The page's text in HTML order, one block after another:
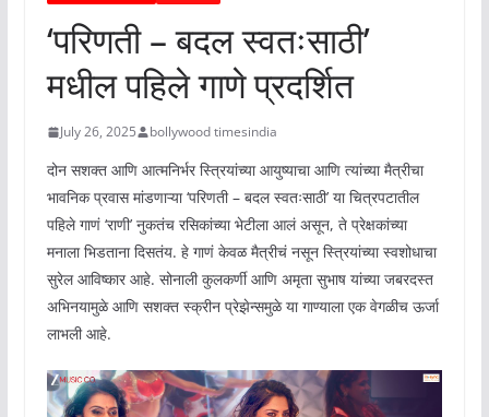
‘परिणती – बदल स्वतःसाठी’
मधील पहिले गाणे प्रदर्शित
July 26, 2025 bollywood timesindia
दोन सशक्त आणि आत्मनिर्भर स्त्रियांच्या आयुष्याचा आणि त्यांच्या मैत्रीचा
भावनिक प्रवास मांडणाऱ्या ‘परिणती – बदल स्वतःसाठी’ या चित्रपटातील
पहिले गाणं ‘राणी’ नुकतंच रसिकांच्या भेटीला आलं असून, ते प्रेक्षकांच्या
मनाला भिडताना दिसतंय. हे गाणं केवळ मैत्रीचं नसून स्त्रियांच्या स्वशोधाचा
सुरेल आविष्कार आहे. सोनाली कुलकर्णी आणि अमृता सुभाष यांच्या जबरदस्त
अभिनयामुळे आणि सशक्त स्क्रीन प्रेझेन्समुळे या गाण्याला एक वेगळीच ऊर्जा
लाभली आहे.